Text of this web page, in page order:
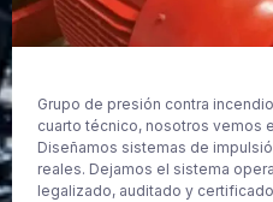
Grupo de presión contra
cuarto técnico, nosotros vemos
Diseñamos sistemas de
reales. Dejamos el sistema
legalizado, auditado y